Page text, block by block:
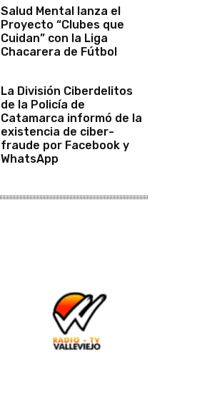
Salud Mental lanza el
Proyecto “Clubes que
Cuidan” con la Liga
Chacarera de Fútbol
La División Ciberdelitos
de la Policía de
Catamarca informó de la
existencia de ciber-
fraude por Facebook y
WhatsApp